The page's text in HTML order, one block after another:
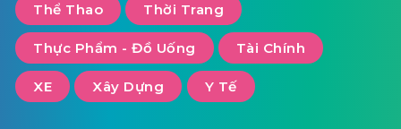
Thể Thao Thời Trang
Thực Phẩm - Đồ Uống Tài Chính
XE Xây Dựng Y Tế